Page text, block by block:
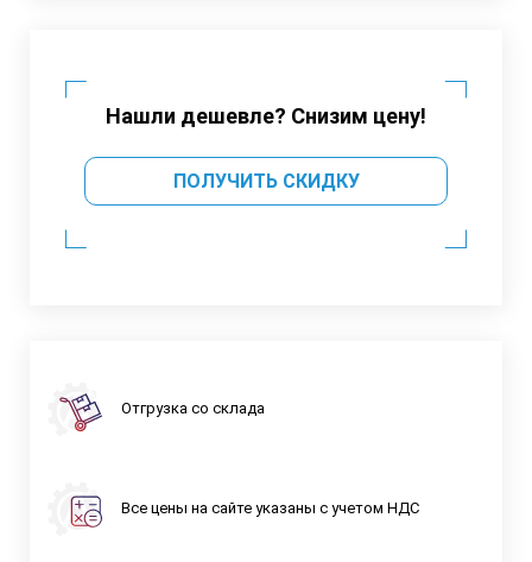
Нашли дешевле? Снизим цену!
ПОЛУЧИТЬ СКИДКУ
Отгрузка со склада
Все цены на сайте указаны с учетом НДС